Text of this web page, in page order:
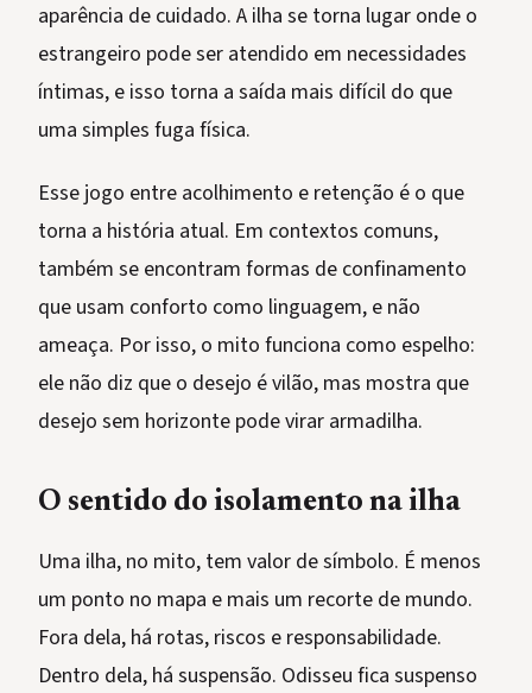
aparência de cuidado. A ilha se torna lugar onde o
estrangeiro pode ser atendido em necessidades
íntimas, e isso torna a saída mais difícil do que
uma simples fuga física.
Esse jogo entre acolhimento e retenção é o que
torna a história atual. Em contextos comuns,
também se encontram formas de confinamento
que usam conforto como linguagem, e não
ameaça. Por isso, o mito funciona como espelho:
ele não diz que o desejo é vilão, mas mostra que
desejo sem horizonte pode virar armadilha.
O sentido do isolamento na ilha
Uma ilha, no mito, tem valor de símbolo. É menos
um ponto no mapa e mais um recorte de mundo.
Fora dela, há rotas, riscos e responsabilidade.
Dentro dela, há suspensão. Odisseu fica suspenso